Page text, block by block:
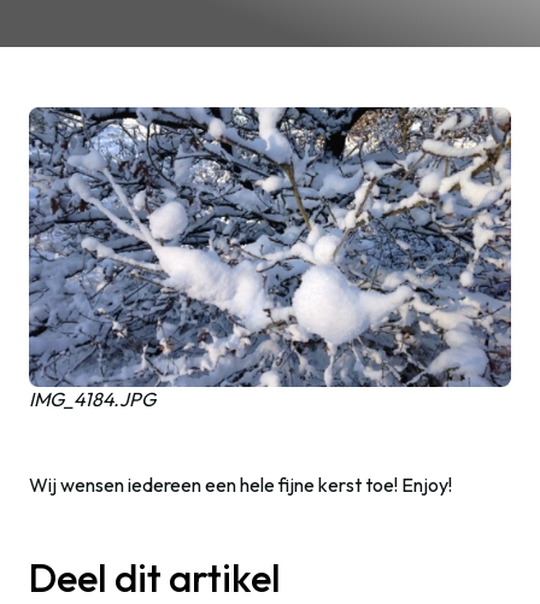
IMG_4184.JPG
Wij wensen iedereen een hele fijne kerst toe! Enjoy!
Deel dit artikel